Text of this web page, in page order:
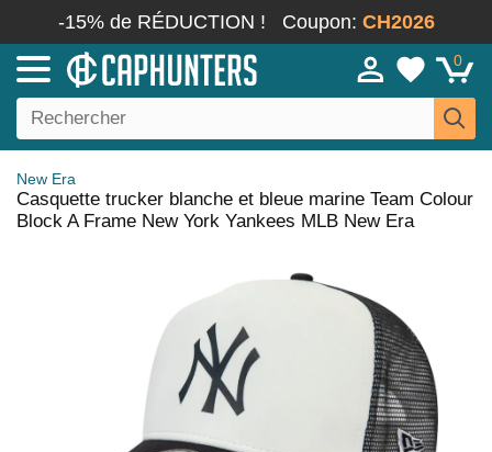
-15% de RÉDUCTION ! Coupon: CH2026
0
New Era
Casquette trucker blanche et bleue marine Team Colour
Block A Frame New York Yankees MLB New Era